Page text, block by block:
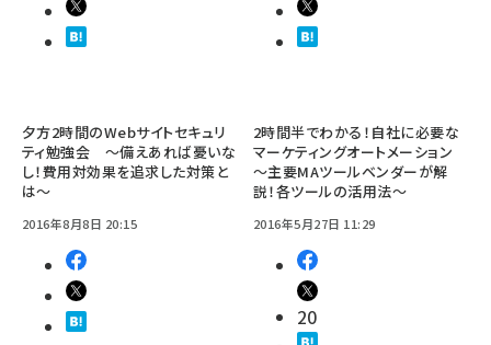
夕方2時間のWebサイトセキュリ
ティ勉強会 ～備えあれば憂いな
し！費用対効果を追求した対策と
は～
2016年8月8日 20:15
2時間半でわかる！自社に必要な
マーケティングオートメーション
～主要MAツールベンダーが解
説！各ツールの活用法～
2016年5月27日 11:29
20